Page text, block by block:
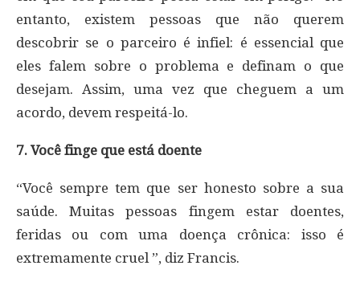
entanto, existem pessoas que não querem
descobrir se o parceiro é infiel: é essencial que
eles falem sobre o problema e definam o que
desejam. Assim, uma vez que cheguem a um
acordo, devem respeitá-lo.
7. Você finge que está doente
“Você sempre tem que ser honesto sobre a sua
saúde. Muitas pessoas fingem estar doentes,
feridas ou com uma doença crônica: isso é
extremamente cruel ”, diz Francis.